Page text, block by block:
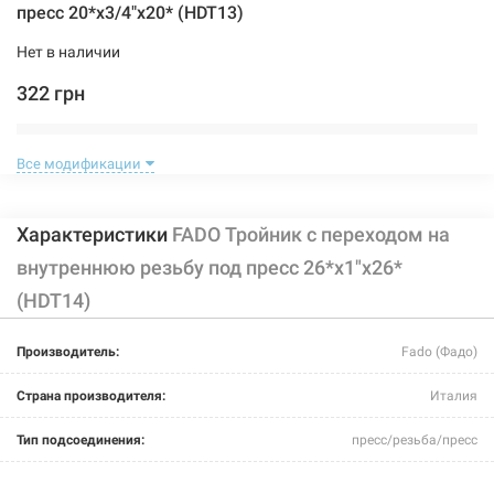
пресс 20*х3/4"x20* (HDT13)
Нет в наличии
322 грн
Артикул:203443
FADO Тройник с переходом на внутреннюю резьбу под
пресс 26*х3/4"x26* (HDT15)
Нет в наличии
431 грн
Все модификации
Характеристики FADO Тройник с переходом на
внутреннюю резьбу под пресс 26*х1"x26*
(HDT14)
Производитель: Fado (Фадо)
Страна производителя: Италия
Тип подсоединения: пресс/резьба/пресс